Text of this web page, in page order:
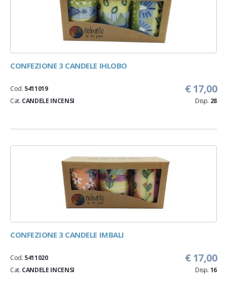
CONFEZIONE 3 CANDELE IHLOBO
€ 17,00
Cod. 5411019
Cat. CANDELE INCENSI Disp. 28
CONFEZIONE 3 CANDELE IMBALI
€ 17,00
Cod. 5411020
Cat. CANDELE INCENSI Disp. 16